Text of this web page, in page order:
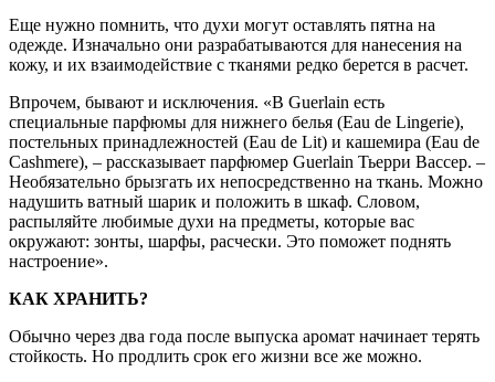
Еще нужно помнить, что духи могут оставлять пятна на
одежде. Изначально они разрабатываются для нанесения на
кожу, и их взаимодействие с тканями редко берется в расчет.
Впрочем, бывают и исключения. «В Guerlain есть
специальные парфюмы для нижнего белья (Eau de Lingerie),
постельных принадлежностей (Eau de Lit) и кашемира (Eau de
Cashmere), – рассказывает парфюмер Guerlain Тьерри Вассер. –
Необязательно брызгать их непосредственно на ткань. Можно
надушить ватный шарик и положить в шкаф. Словом,
распыляйте любимые духи на предметы, которые вас
окружают: зонты, шарфы, расчески. Это поможет поднять
настроение».
КАК ХРАНИТЬ?
Обычно через два года после выпуска аромат начинает терять
стойкость. Но продлить срок его жизни все же можно.